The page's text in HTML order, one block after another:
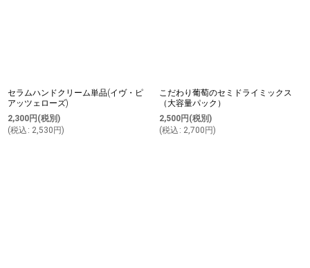
セラムハンドクリーム単品(イヴ・ピ
アッツェローズ)
2,300円 (税別)
(税込 : 2,530 円)
こだわり葡萄のセミドライミックス
（大容量パック）
2,500円 (税別)
(税込 : 2,700 円)